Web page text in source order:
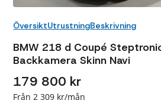
ÖversiktUtrustningBeskrivning
BMW 218 d Coupé
Backkamera Skinn Navi
179 800 kr
Från 2 309 kr/mån